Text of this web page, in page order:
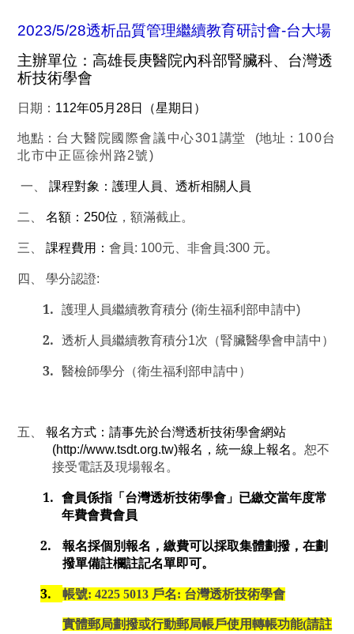
2023/5/28透析品質管理繼續教育研討會-台大場
主辦單位：高雄長庚醫院內科部腎臟科、台灣透
析技術學會
日期： 112年05月 28日（星期日）
地點： 台大醫院國際會議中心301講堂 (地址： 100台
北市中正區徐州路2號)
一、 課程對象：護理人員、透析相關人員
二、 名額： 250位 ，額滿截止。
三、 課程費用：會員: 100元、非會員:300 元。
四、 學分認證:
1. 護理人員繼續教育積分 (衛生福利部申請中)
2. 透析人員繼續教育積分1次（腎臟醫學會申請中）
3. 醫檢師學分（衛生福利部申請中）
五、
報名方式：請事先於台灣透析技術學會網站
(http://www.tsdt.org.tw)報名，統一線上報名。恕不
接受電話及現場報名。
1.
會員係指「台灣透析技術學會」已繳交當年度常
年費會費會員
2.
報名採個別報名，繳費可以採取集體劃撥，在劃
撥單備註欄註記名單即可。
3. 帳號: 4225 5013 戶名: 台灣透析技術學會
實體郵局劃撥或行動郵局帳戶使用轉帳功能(請註